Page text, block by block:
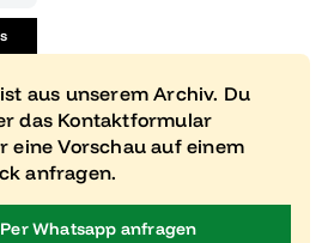
aus unserem Archiv. Du
das Kontaktformular
eine Vorschau auf einem
anfragen.
Per Whatsapp anfragen